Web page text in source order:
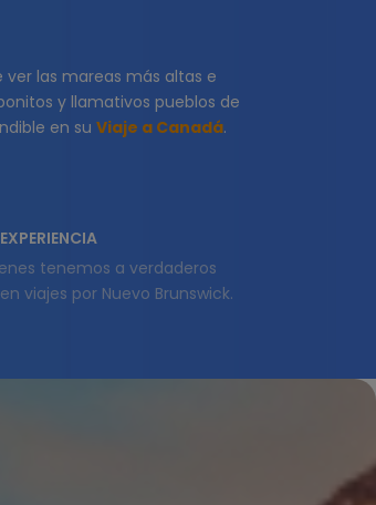
ver las mareas más altas e
y llamativos pueblos de
en su Viaje a Canadá.
tenemos a verdaderos
viajes por Nuevo Brunswick.